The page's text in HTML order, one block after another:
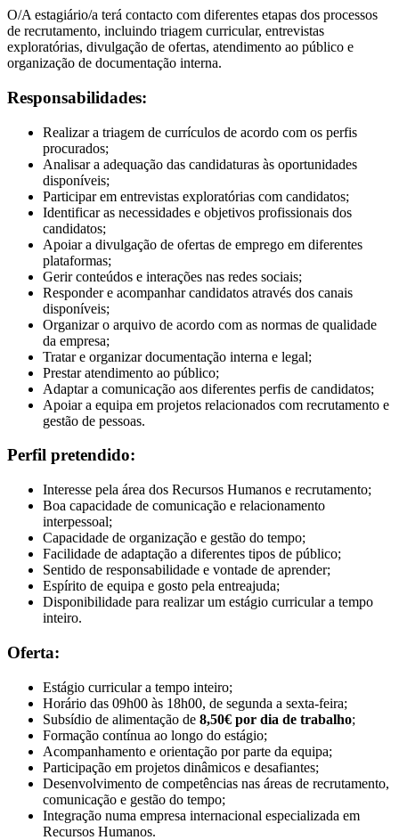
O/A estagiário/a terá contacto com diferentes etapas dos processos
de recrutamento, incluindo triagem curricular, entrevistas
exploratórias, divulgação de ofertas, atendimento ao público e
organização de documentação interna.
Responsabilidades:
Realizar a triagem de currículos de acordo com os perfis
procurados;
Analisar a adequação das candidaturas às oportunidades
disponíveis;
Participar em entrevistas exploratórias com candidatos;
Identificar as necessidades e objetivos profissionais dos
candidatos;
Apoiar a divulgação de ofertas de emprego em diferentes
plataformas;
Gerir conteúdos e interações nas redes sociais;
Responder e acompanhar candidatos através dos canais
disponíveis;
Organizar o arquivo de acordo com as normas de qualidade
da empresa;
Tratar e organizar documentação interna e legal;
Prestar atendimento ao público;
Adaptar a comunicação aos diferentes perfis de candidatos;
Apoiar a equipa em projetos relacionados com recrutamento e
gestão de pessoas.
Perfil pretendido:
Interesse pela área dos Recursos Humanos e recrutamento;
Boa capacidade de comunicação e relacionamento
interpessoal;
Capacidade de organização e gestão do tempo;
Facilidade de adaptação a diferentes tipos de público;
Sentido de responsabilidade e vontade de aprender;
Espírito de equipa e gosto pela entreajuda;
Disponibilidade para realizar um estágio curricular a tempo
inteiro.
Oferta:
Estágio curricular a tempo inteiro;
Horário das 09h00 às 18h00, de segunda a sexta-feira;
Subsídio de alimentação de 8,50€ por dia de trabalho;
Formação contínua ao longo do estágio;
Acompanhamento e orientação por parte da equipa;
Participação em projetos dinâmicos e desafiantes;
Desenvolvimento de competências nas áreas de recrutamento,
comunicação e gestão do tempo;
Integração numa empresa internacional especializada em
Recursos Humanos.